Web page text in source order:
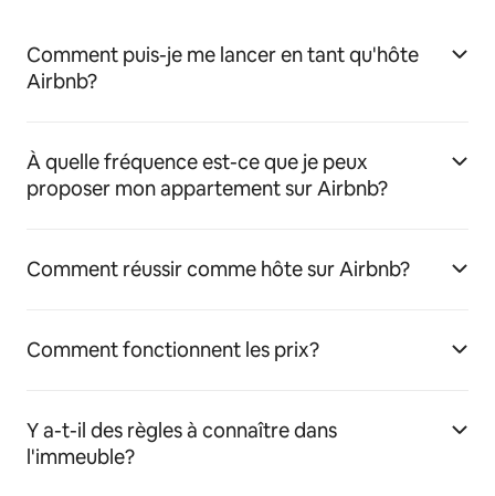
Comment puis-je me lancer en tant qu'hôte
Airbnb?
À quelle fréquence est-ce que je peux
proposer mon appartement sur Airbnb?
Comment réussir comme hôte sur Airbnb?
Comment fonctionnent les prix?
Y a-t-il des règles à connaître dans
l'immeuble?